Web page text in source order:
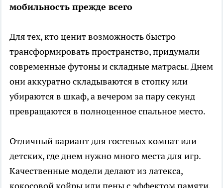
мобильность прежде всего
Для тех, кто ценит возможность быстро
трансформировать пространство, придумали
современные футоны и складные матрасы. Днем
они аккуратно складываются в стопку или
убираются в шкаф, а вечером за пару секунд
превращаются в полноценное спальное место.
Отличный вариант для гостевых комнат или
детских, где днем нужно много места для игр.
Качественные модели делают из латекса,
кокосовой койры или пены с эффектом памяти,